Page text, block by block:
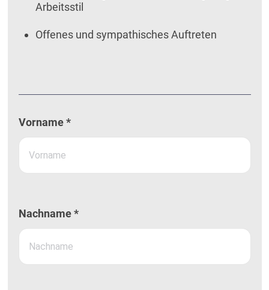
Arbeitsstil
Offenes und sympathisches Auftreten
Vorname *
Nachname *